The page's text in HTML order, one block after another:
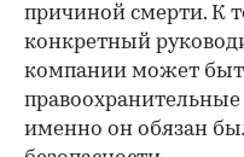
причиной смерти. К
конкретный
компании может
правоохранительные
именно он обязан